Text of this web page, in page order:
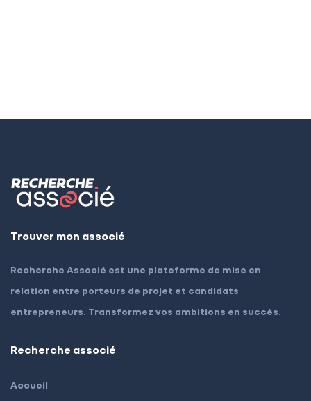
Trouver mon associé
Recherche Associé est une plateforme de mise en
relation entre porteurs de projet et candidats
entrepreneurs. Transformez vos ambitions en succès.
Recherche associé
Accueil